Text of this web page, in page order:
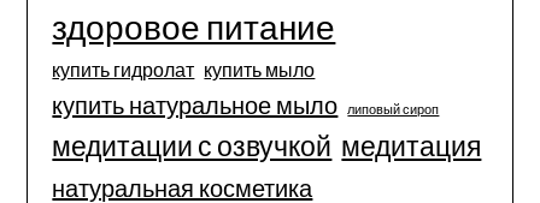
здоровое питание
купить гидролат купить мыло
купить натуральное мыло липовый сироп
медитации с озвучкой медитация
натуральная косметика